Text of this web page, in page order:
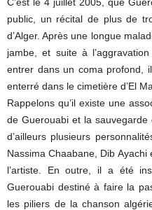
public, un récital de plus de
d’Alger. Après une longue
jambe, et suite à
entrer dans un coma profond,
enterré dans le cimetière d’El
Rappelons qu’il existe une
de Guerouabi et la
d’ailleurs plusieurs
Nassima Chaabane, Dib
l’artiste. En outre, il a été
Guerouabi destiné à faire la
les piliers de la chanson